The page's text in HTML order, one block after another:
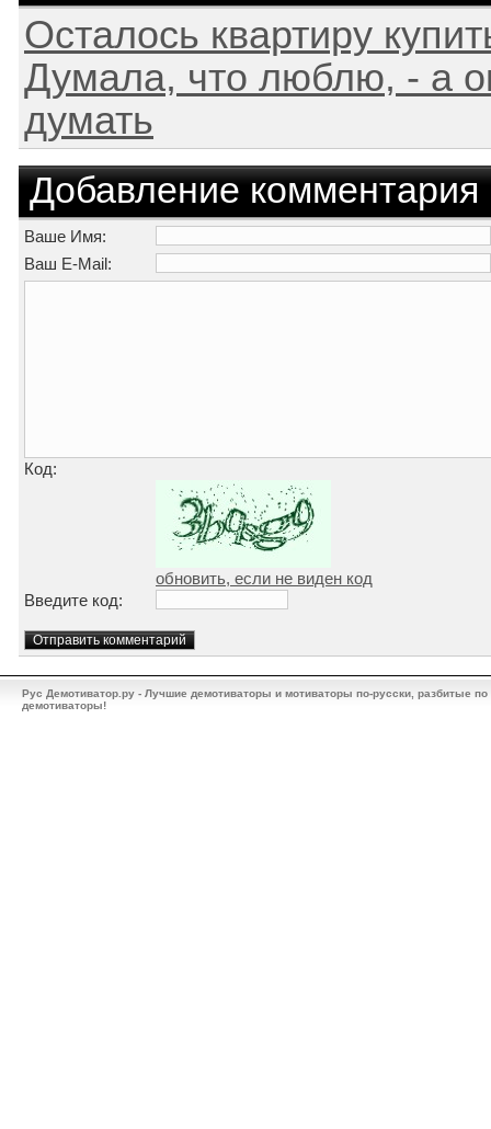
Осталось квартиру
Думала, что люблю, - а
думать
Добавление комментария
Ваше Имя:
Ваш E-Mail:
Код:
обновить, если не виден код
Введите код:
Рус Демотиватор.ру - Лучшие демотиваторы и мотиваторы по-русски, разбитые
демотиваторы!